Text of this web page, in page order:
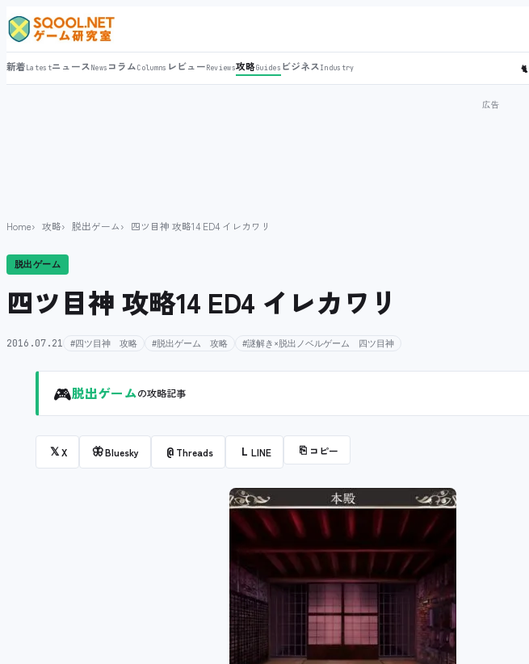
新着LatestニュースNews コラムColumns レビューReviews攻略Guides ビジネスIndustry 🐈
Home 攻略 脱出ゲーム 四ツ目神 攻略14 ED4 イレカワリ
脱出ゲーム
四ツ目神 攻略14 ED4 イレカワリ
2016.07.21 #四ツ目神 攻略 #脱出ゲーム 攻略 #謎解き×脱出ノベルゲーム 四ツ目神
🎮脱出ゲームの攻略記事
𝕏X 🦋Bluesky @ Threads L LINE ⎘ コピー